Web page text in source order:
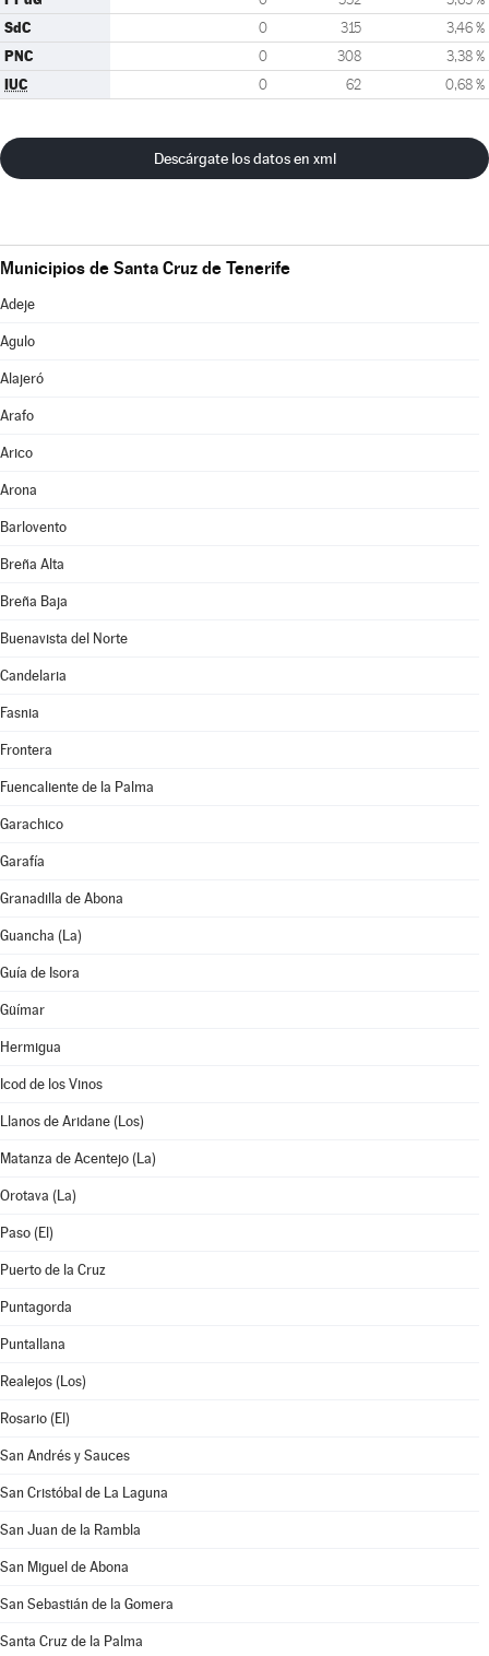
SdC 0 315 3,46 %
PNC 0 308 3,38 %
IUC 0 62 0,68 %
Descárgate los datos en xml
Municipios de Santa Cruz de Tenerife
Adeje
Agulo
Alajeró
Arafo
Arico
Arona
Barlovento
Breña Alta
Breña Baja
Buenavista del Norte
Candelaria
Fasnia
Frontera
Fuencaliente de la Palma
Garachico
Garafía
Granadilla de Abona
Guancha (La)
Guía de Isora
Güímar
Hermigua
Icod de los Vinos
Llanos de Aridane (Los)
Matanza de Acentejo (La)
Orotava (La)
Paso (El)
Puerto de la Cruz
Puntagorda
Puntallana
Realejos (Los)
Rosario (El)
San Andrés y Sauces
San Cristóbal de La Laguna
San Juan de la Rambla
San Miguel de Abona
San Sebastián de la Gomera
Santa Cruz de la Palma